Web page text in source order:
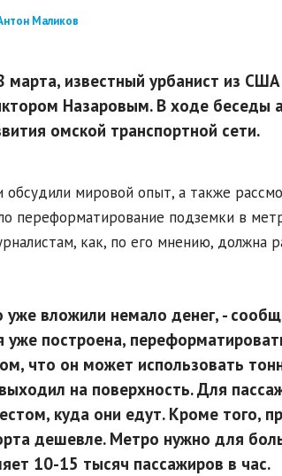
Маликов
марта, известный урбанист из
Назаровым. В ходе беседы
омской транспортной сети.
обсудили мировой опыт, а также
переформатирование подземки в
как, по его мнению, должна
уже вложили немало денег,-
уже построена,
что он может использовать
на поверхность. Для
куда они едут. Кроме того,
дешевле. Метро нужно для
10-15 тысяч пассажиров в час.